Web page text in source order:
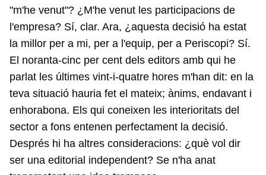
"m'he venut"? ¿M'he venut les participacions de
l'empresa? Sí, clar. Ara, ¿aquesta decisió ha estat
la millor per a mi, per a l'equip, per a Periscopi? Sí.
El noranta-cinc per cent dels editors amb qui he
parlat les últimes vint-i-quatre hores m'han dit: en la
teva situació hauria fet el mateix; ànims, endavant i
enhorabona. Els qui coneixen les interioritats del
sector a fons entenen perfectament la decisió.
Després hi ha altres consideracions: ¿què vol dir
ser una editorial independent? Se n'ha anat